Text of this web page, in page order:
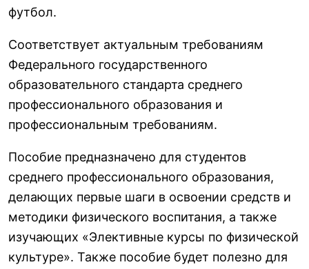
футбол.
Соответствует актуальным требованиям
Федерального государственного
образовательного стандарта среднего
профессионального образования и
профессиональным требованиям.
Пособие предназначено для студентов
среднего профессионального образования,
делающих первые шаги в освоении средств и
методики физического воспитания, а также
изучающих «Элективные курсы по физической
культуре». Также пособие будет полезно для